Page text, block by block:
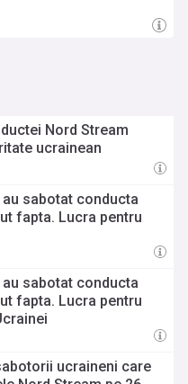
Nord Stream
ucrainean
sabotat conducta
fapta. Lucra pentru
sabotat conducta
fapta. Lucra pentru
ucraineni care